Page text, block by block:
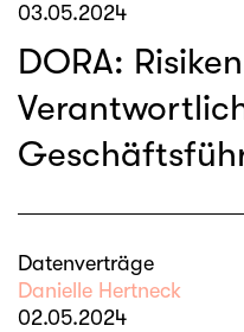
03.05.2024
DORA:
Datenverträge
Danielle Hertneck
02.05.2024